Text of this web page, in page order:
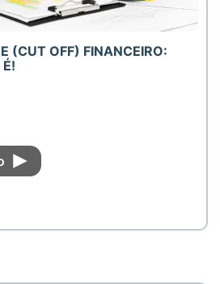
(CUT OFF) FINANCEIRO: